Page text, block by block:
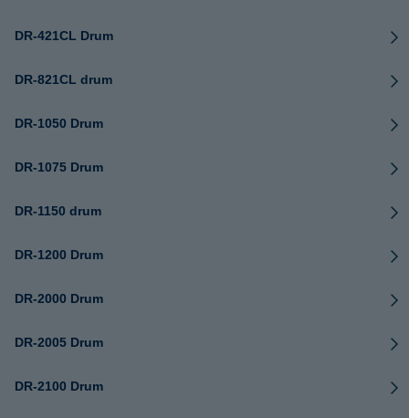
DR-421CL Drum
DR-821CL drum
DR-1050 Drum
DR-1075 Drum
DR-1150 drum
DR-1200 Drum
DR-2000 Drum
DR-2005 Drum
DR-2100 Drum